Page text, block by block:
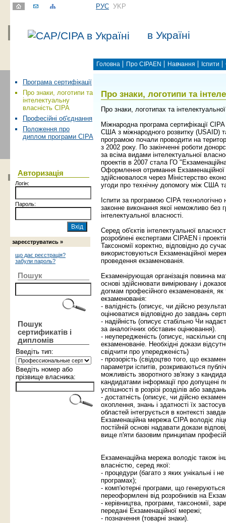
РУС УKР
в Україні
Головна Про CIPAEN Навчання Іспити
Програма сертифікації
Про знаки, логотипи та
інтелектуальну
власність CIPA
Професійні об'єднання
Положення про
диплом програми CIPA
Авторизація
Логін:
Пароль:
зареєструватись »
що дає реєстрація?
забули пароль?
Пошук
Пошук
сертификатів і
дипломів
Введіть тип:
Введіть номер або
прізвище власника:
Про знаки, логотипи та
Про знаки, логотипах та
Міжнародна програма сертифікації
США з міжнародного розвитку (USAID)
програмою почали проводити на
з 2002 року. По закінченні роботи
за всіма видами інтелектуальної
проектів в 2007 стала ГО
Оформлення отримання
здійснювалося через Міністерство
угоди про технічну допомогу між США
Іспити за програмою CIPA
законне виконання якої неможливо без
інтелектуальної власності.
Серед об'єктів інтелектуальної
розроблені експертами CIPAEN і
Таксономії коректно, відповідно до
використовуються Екзаменаційної
проведення екзаменованія.
Екзаменірующая організація повинна
основі здійснювати вимірювану і
догмам професійного екзаменованія,
екзаменованія:
- валідність (описує, чи дійсно
оцінюватися відповідно до завдань
- надійність (описує стабільно Чи
за аналогічних обставин оцінювання).
- неупередженість (описує, наскільки
екзаменованіе. Необхідні докази
свідчити про упередженість)
- прозорість (свідоцтво того, що
параметри іспитів, розкриваються
можливість зворотного зв'язку з
кандидатами інформації про допущені
успішності в розрізі розділів або
- достатність (описує, чи дійсно
охоплення, знань і здатності їх
областей інтегрується в контексті
Екзаменаційна мережа CIPA володіє
постійній основі надавати докази
вище п'яти базовим принципам
Екзаменаційна мережа володіє також
власністю, серед якої:
- процедури (багато з яких унікальні і
програмах);
- комп'ютерні програми, що
переоформлені від розробників на
- керівництва, програми, таксономії,
передані Екзаменаційної мережі;
- позначення (товарні знаки).